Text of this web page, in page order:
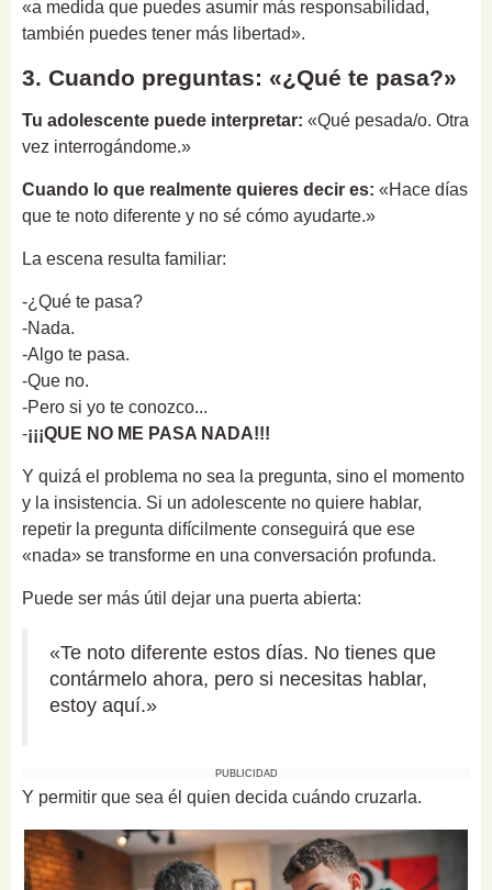
«a medida que puedes asumir más responsabilidad,
también puedes tener más libertad».
3. Cuando preguntas: «¿Qué te pasa?»
Tu adolescente puede interpretar: «Qué pesada/o. Otra
vez interrogándome.»
Cuando lo que realmente quieres decir es: «Hace días
que te noto diferente y no sé cómo ayudarte.»
La escena resulta familiar:
-¿Qué te pasa?
-Nada.
-Algo te pasa.
-Que no.
-Pero si yo te conozco...
-¡¡¡QUE NO ME PASA NADA!!!
Y quizá el problema no sea la pregunta, sino el momento
y la insistencia. Si un adolescente no quiere hablar,
repetir la pregunta difícilmente conseguirá que ese
«nada» se transforme en una conversación profunda.
Puede ser más útil dejar una puerta abierta:
«Te noto diferente estos días. No tienes que
contármelo ahora, pero si necesitas hablar,
estoy aquí.»
PUBLICIDAD
Y permitir que sea él quien decida cuándo cruzarla.